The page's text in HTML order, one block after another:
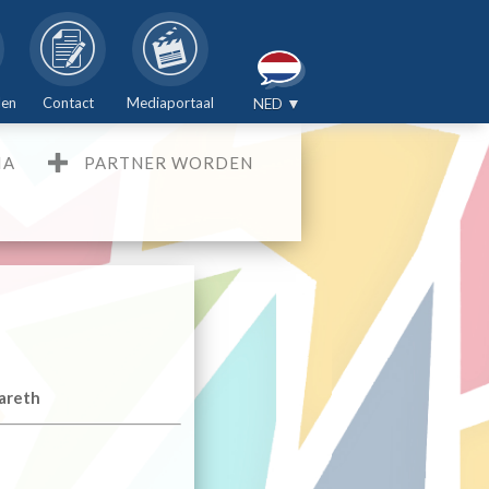
NED ▼
Contact Mediaportaal
PARTNER WORDEN